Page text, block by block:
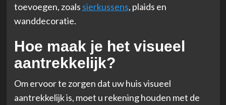
toevoegen, zoals sierkussens, plaids en
wanddecoratie.
Hoe maak je het visueel
aantrekkelijk?
Om ervoor te zorgen dat uw huis visueel
aantrekkelijk is, moet u rekening houden met de